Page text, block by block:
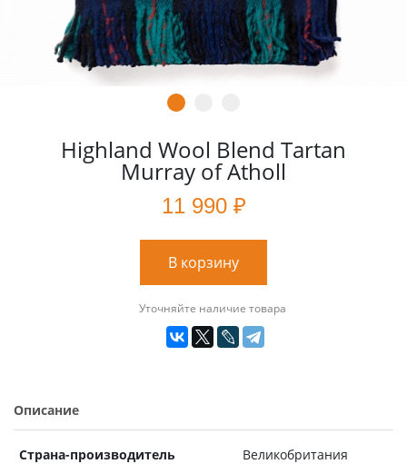
Highland Wool Blend Tartan
Murray of Atholl
11 990 ₽
В корзину
Уточняйте наличие товара
Описание
Страна-производитель
Великобритания